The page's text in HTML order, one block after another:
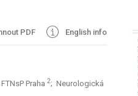
PDF English info
Praha 2; Neurologická